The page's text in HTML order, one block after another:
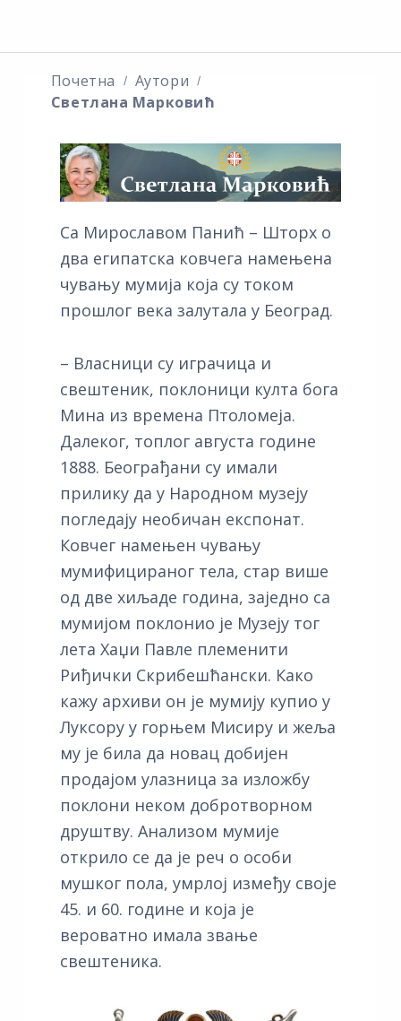
Почетна
Аутори
Светлана Марковић
Са Мирославом Панић – Шторх о
два египатска ковчега намењена
чувању мумија која су током
прошлог века залутала у Београд.
– Власници су играчица и
свештеник, поклоници култа бога
Мина из времена Птоломеја.
Далеког, топлог августа године
1888. Београђани су имали
прилику да у Народном музеју
погледају необичан експонат.
Ковчег намењен чувању
мумифицираног тела, стар више
од две хиљаде година, заједно са
мумијом поклонио је Музеју тог
лета Хаџи Павле племенити
Риђички Скрибешћански. Како
кажу архиви он је мумију купио у
Луксору у горњем Мисиру и жеља
му је била да новац добијен
продајом улазница за изложбу
поклони неком добротворном
друштву. Анализом мумије
открило се да је реч о особи
мушког пола, умрлој између своје
45. и 60. године и која је
вероватно имала звање
свештеника.